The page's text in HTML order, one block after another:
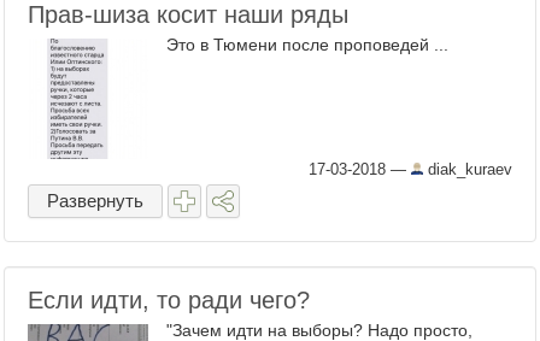
Прав-шиза косит наши ряды
Это в Тюмени после проповедей ...
17-03-2018 — diak_kuraev
Развернуть
Если идти, то ради чего?
"Зачем идти на выборы? Надо просто,